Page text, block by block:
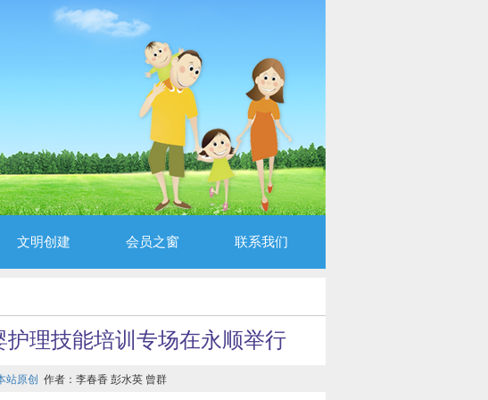
文明创建 会员之窗 联系我们
理技能培训专场在永顺举行
站原创 作者：李春香 彭水英 曾群